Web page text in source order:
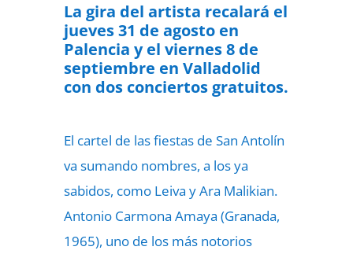
La gira del artista recalará el
jueves 31 de agosto en
Palencia y el viernes 8 de
septiembre en Valladolid
con dos conciertos gratuitos.
El cartel de las fiestas de San Antolín
va sumando nombres, a los ya
sabidos, como Leiva y Ara Malikian.
Antonio Carmona Amaya (Granada,
1965), uno de los más notorios